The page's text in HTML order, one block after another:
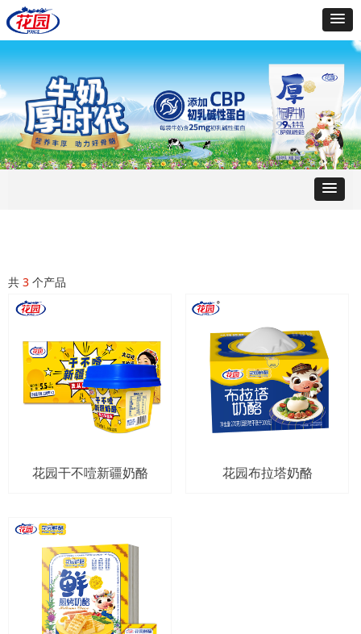
共 3 个产品
花园干不噎新疆奶酪 花园布拉塔奶酪